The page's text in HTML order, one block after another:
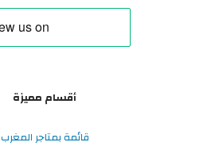
أقسام مميزة
قائمة بمتاجر المغرب